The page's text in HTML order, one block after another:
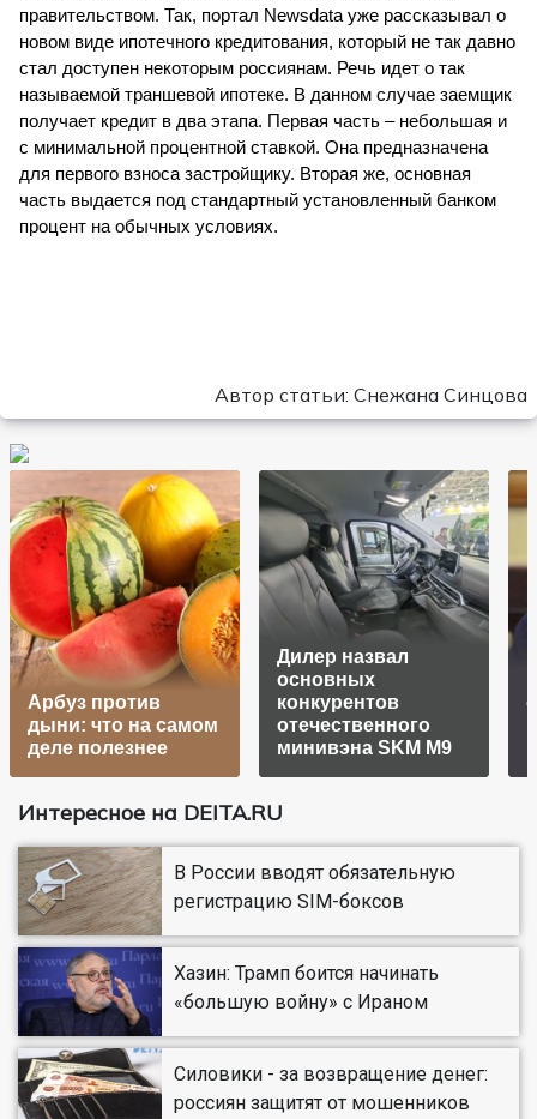
правительством. Так, портал Newsdata уже рассказывал о
новом виде ипотечного кредитования, который не так давно
стал доступен некоторым россиянам. Речь идет о так
называемой траншевой ипотеке. В данном случае заемщик
получает кредит в два этапа. Первая часть – небольшая и
с минимальной процентной ставкой. Она предназначена
для первого взноса застройщику. Вторая же, основная
часть выдается под стандартный установленный банком
процент на обычных условиях.
Автор статьи: Снежана Синцова
Арбуз против
дыни: что на самом
деле полезнее
Дилер назвал
основных
конкурентов
отечественного
минивэна SKM M9
Интересное на DEITA.RU
В России вводят обязательную
регистрацию SIM-боксов
Хазин: Трамп боится начинать
«большую войну» с Ираном
Силовики - за возвращение денег:
россиян защитят от мошенников